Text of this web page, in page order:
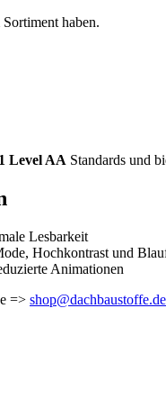
haben.
Level AA Standards und
Lesbarkeit
Hochkontrast und
Animationen
=> shop@dachbaustoffe.de
Formular